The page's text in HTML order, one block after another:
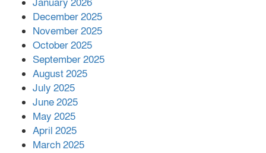
পর ফোন তারেক রহমানের,গ্যাস সঙ্কট
December 2025
November 2025
October 2025
September 2025
August 2025
July 2025
June 2025
May 2025
April 2025
March 2025